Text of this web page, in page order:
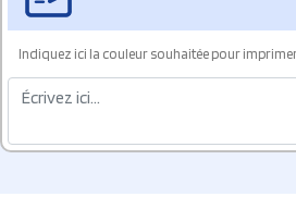
Indiquez ici la couleur souhaitée pour